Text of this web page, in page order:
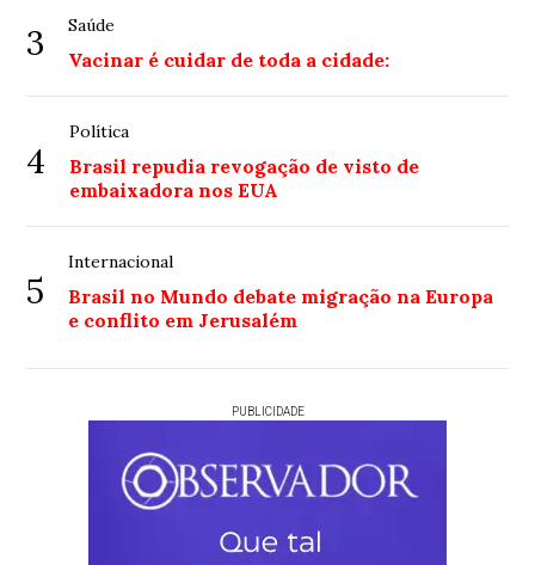
3 Saúde
Vacinar é cuidar de toda a cidade:
4
Política
Brasil repudia revogação de visto de
embaixadora nos EUA
5
Internacional
Brasil no Mundo debate migração na Europa
e conflito em Jerusalém
PUBLICIDADE